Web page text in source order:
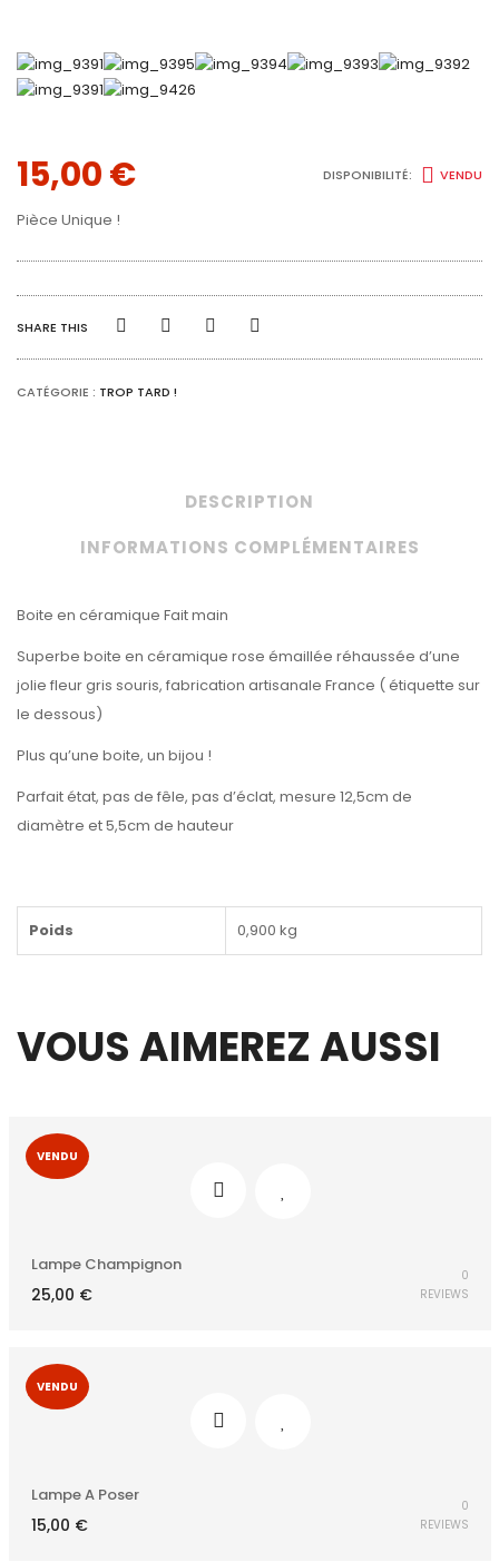
15,00€ DISPONIBILITÉ: VENDU
Pièce Unique !
SHARE THIS
CATÉGORIE : TROP TARD !
DESCRIPTION
INFORMATIONS COMPLÉMENTAIRES
Boite en céramique Fait main
Superbe boite en céramique rose émaillée réhaussée d’une
jolie fleur gris souris, fabrication artisanale France ( étiquette sur
le dessous)
Plus qu’une boite, un bijou !
Parfait état, pas de fêle, pas d’éclat, mesure 12,5cm de
diamètre et 5,5cm de hauteur
Poids 0,900 kg
VOUS AIMEREZ AUSSI
VENDU
Lampe Champignon
25,00 €
0
REVIEWS
VENDU
Lampe A Poser
15,00 €
0
REVIEWS